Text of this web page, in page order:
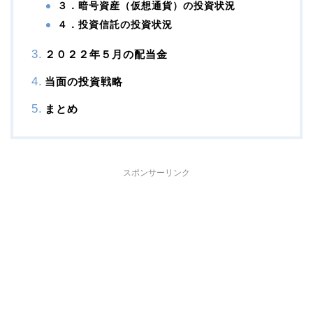
３．暗号資産（仮想通貨）の投資状況
４．投資信託の投資状況
２０２２年５月の配当金
当面の投資戦略
まとめ
スポンサーリンク